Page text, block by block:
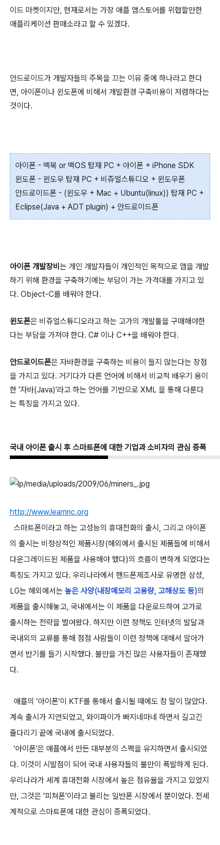
이드 마켓이지만, 현재로서는 가장 애플 앱스토어를 위협할만한
애플리케이션 판매소라고 할 수 있겠다.
안드로이드가 개발자들의 주목을 끄는 이유 중에 하나라고 한다
면, 아이폰이나 윈도폰에 비해서 개발환경 구축비용이 저렴하다는
것이다.
아이폰 - 맥북 or 맥OS 탑재 PC + 아이폰 + iPhone SDK
윈도폰 - 윈도우 탑재 PC + 비쥬얼스튜디오 + 윈도우폰
안드로이드폰 - (윈도우 + Mac + Ubuntu(linux)) 탑재 PC +
Eclipse(Java + ADT plugin) + 안드로이드폰
아이폰 개발장비 는 개인 개발자들이 개인적인 목적으로 앱을 개발
하기 위해 환경을 구축하기에는 부담이 가는 가격대를 가지고 있
다. Object-C를 배워야 한다.
윈도폰은 비쥬얼스튜디오라고 하는 고가의 개발툴을 구매해야한
다는 부담을 가져야 한다. C# 이나 C++을 배워야 한다.
안드로이드폰은 자바환경을 구축하는 비용이 들지 않는다는 장점
을 가지고 있다. 거기다가 다른 언어에 비해서 비교적 배우기 용이
한 '자바(Java)'라고 하는 언어를 기반으로 XML 을 통해 다룬다
는 특징을 가지고 있다.
국내 아이폰 출시 후 스마트폰에 대한 기업과 소비자의 관심 증폭
http://www.learnnc.org
스마트폰이라고 하는 고성능의 휴대전화의 출시, 그리고 아이폰
의 출시는 비정상적인 제품시장(해외에서 출시된 제품들에 비해서
다운그레이드된 제품을 사용해야 했다)의 흐름이 변하게 되었다는
특징도 가지고 있다. 우리나라에서 핸드폰제조사로 유명한 삼성,
LG는 해외에서는 높은 사양(내장메모리 고용량, 고해상도 등)의
제품을 출시해놓고, 국내에서는 이 제품을 다운로드하여 고가로
출시하는 전략을 벌여왔다. 하지만 이런 정책도 인터넷의 발달과
국내외의 교류를 통해 점점 사람들이 이런 정책에 대해서 알아가
면서 반기를 들기 시작했다. 불만을 가진 많은 사용자들이 존재했
다.
애플의 '아이폰'이 KTF를 통해서 출시될 때에도 참 말이 많았다.
계속 출시가 지연되었고, 와이파이가 빠지네마네 하면서 길고긴
줄다리기 끝에 국내에 출시되었다.
'아이폰'은 애플에서 만든 대부분의 스펙을 유지하면서 출시되었
다. 이것이 시발점이 되어 국내 사용자들의 불만이 폭발하게 된다.
우리나라가 세계 휴대전화 시장에서 높은 점유율을 가지고 있었지
만, 그것은 '피쳐폰'이라고 불리는 일반폰 시장에서 뿐이었다. 전세
계적으로 스마트폰에 대한 관심이 증폭되었다.